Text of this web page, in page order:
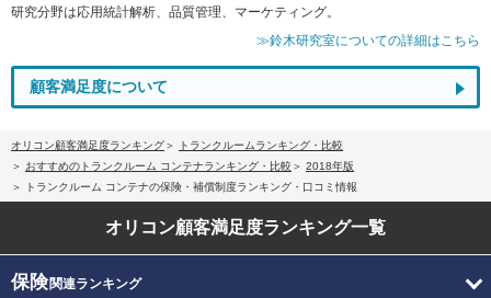
研究分野は応用統計解析、品質管理、マーケティング。
≫鈴木研究室についての詳細はこちら
顧客満足度について
オリコン顧客満足度ランキング
トランクルームランキング・比較
おすすめのトランクルーム コンテナランキング・比較
2018年版
トランクルーム コンテナの保険・補償制度ランキング・口コミ情報
オリコン顧客満足度ランキング一覧
保険関連ランキング